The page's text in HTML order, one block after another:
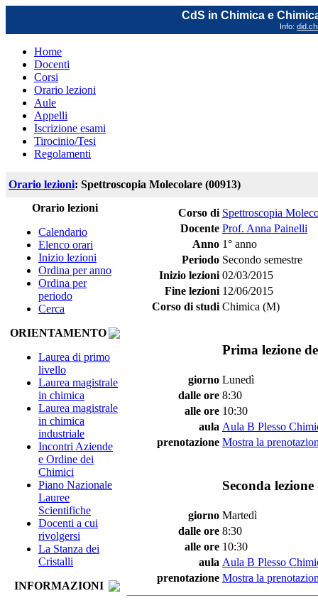
CdS in Chimica e
Info:
Home
Docenti
Corsi
Orario lezioni
Aule
Appelli
Iscrizione esami
Tirocinio/Tesi
Regolamenti
Orario lezioni: Spettroscopia Molecolare (00913)
Orario lezioni
Calendario
Elenco orari
Inizio lezioni
Ordina per anno
Ordina per
periodo
Cerca
ORIENTAMENTO
Laurea di primo
livello
Laurea magistrale
in chimica
Laurea magistrale
in chimica
industriale
Incontri Aziende
e Ordine dei
Chimici
Piano Nazionale
Lauree
Scientifiche
Docenti a cui
rivolgersi
La Stanza dei
Cristalli
INFORMAZIONI
Corso di Spettroscopia
Docente Prof. Anna Painelli
Anno 1° anno
Periodo Secondo semestre
Inizio lezioni 02/03/2015
Fine lezioni 12/06/2015
Corso di studi Chimica (M)
Prima lezione
giorno Lunedì
dalle ore 8:30
alle ore 10:30
aula Aula B Plesso
prenotazione Mostra la
Seconda
giorno Martedì
dalle ore 8:30
alle ore 10:30
aula Aula B Plesso
prenotazione Mostra la